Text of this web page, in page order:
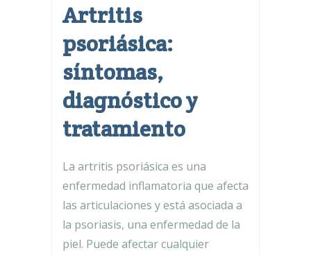
Artritis
psoriásica:
síntomas,
diagnóstico y
tratamiento
La artritis psoriásica es una
enfermedad inflamatoria que afecta
las articulaciones y está asociada a
la psoriasis, una enfermedad de la
piel. Puede afectar cualquier